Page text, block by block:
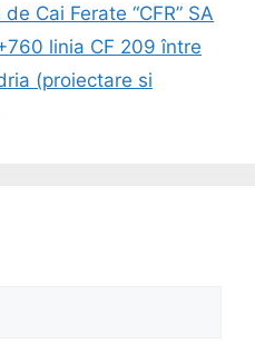
Cai Ferate “CFR” SA
linia CF 209 între
(proiectare si